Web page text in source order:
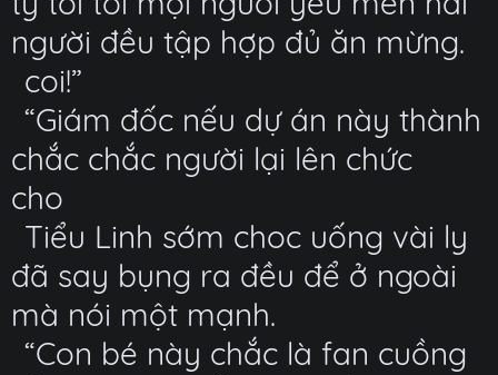
người đều tập hợp đủ ăn mừng.
coi!”
“Giám đốc nếu dự án này thành
chắc chắc người lại lên chức
cho
Tiểu Linh sớm choc uống vài ly
đã say bụng ra đều để ở ngoài
mà nói một mạnh.
“Con bé này chắc là fan cuồng